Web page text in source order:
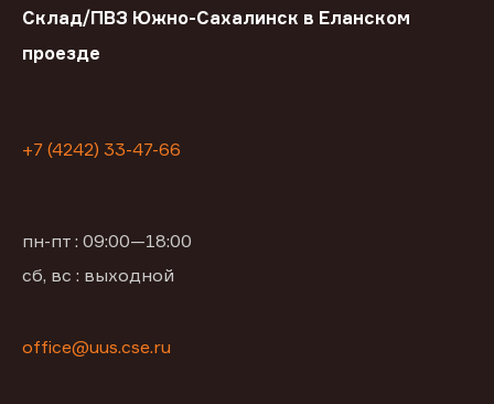
Склад/ПВЗ Южно-Сахалинск в Еланском
проезде
+7 (4242) 33-47-66
пн-пт : 09:00—18:00
сб, вс : выходной
office@uus.cse.ru